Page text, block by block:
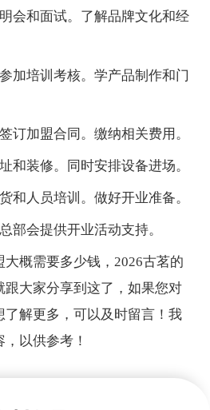
和面试。了解品牌文化和经
培训考核。学产品制作和门
加盟合同。缴纳相关费用。
装修。同时安排设备进场。
人员培训。做好开业准备。
会提供开业活动支持。
概需要多少钱，2026古茗的
跟大家分享到这了，如果您对
了解更多，可以及时留言！我
以供参考！